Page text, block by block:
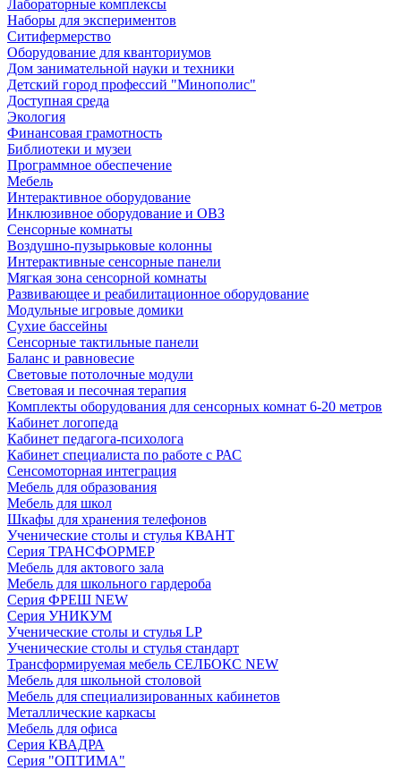
Лабораторные комплексы
Наборы для экспериментов
Ситифермерство
Оборудование для кванториумов
Дом занимательной науки и техники
Детский город профессий "Минополис"
Доступная среда
Экология
Финансовая грамотность
Библиотеки и музеи
Программное обеспечение
Мебель
Интерактивное оборудование
Инклюзивное оборудование и ОВЗ
Cенсорные комнаты
Воздушно-пузырьковые колонны
Интерактивные сенсорные панели
Мягкая зона сенсорной комнаты
Развивающее и реабилитационное оборудование
Модульные игровые домики
Сухие бассейны
Сенсорные тактильные панели
Баланс и равновесие
Световые потолочные модули
Световая и песочная терапия
Комплекты оборудования для сенсорных комнат 6-20 метров
Кабинет логопеда
Кабинет педагога-психолога
Кабинет специалиста по работе с РАС
Сенсомоторная интеграция
Мебель для образования
Мебель для школ
Шкафы для хранения телефонов
Ученические столы и стулья КВАНТ
Серия ТРАНСФОРМЕР
Мебель для актового зала
Мебель для школьного гардероба
Серия ФРЕШ NEW
Серия УНИКУМ
Ученические столы и стулья LP
Ученические столы и стулья стандарт
Трансформируемая мебель СЕЛБОКС NEW
Мебель для школьной столовой
Мебель для специализированных кабинетов
Металлические каркасы
Мебель для офиса
Серия КВАДРА
Серия "ОПТИМА"